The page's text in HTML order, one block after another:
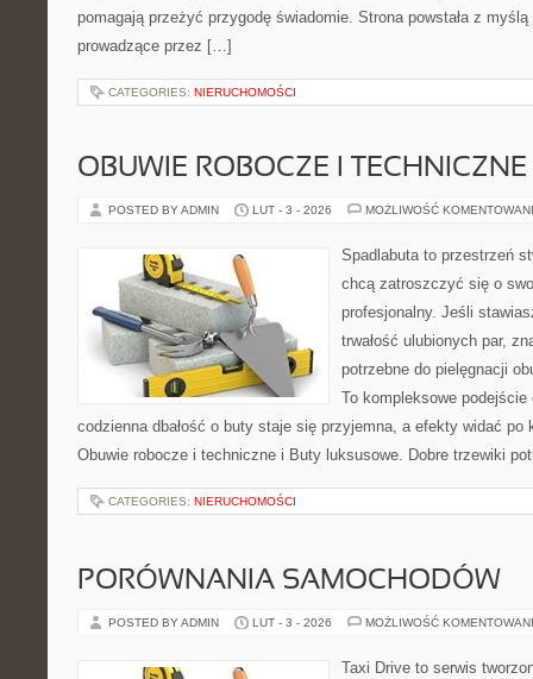
pomagają przeżyć przygodę świadomie. Strona powstała z
prowadzące przez […]
CATEGORIES: NIERUCHOMOŚCI
OBUWIE ROBOCZE I TECHNICZNE
POSTED BY ADMIN LUT - 3 - 2026 MOŻLIWOŚĆ
Spadlabuta to przestrzeń
chcą zatroszczyć się o
profesjonalny. Jeśli
trwałość ulubionych par,
potrzebne do pielęgnacji
To kompleksowe
codzienna dbałość o buty staje się przyjemna, a efekty widać
Obuwie robocze i techniczne i Buty luksusowe. Dobre trzewiki
CATEGORIES: NIERUCHOMOŚCI
PORÓWNANIA SAMOCHODÓW
POSTED BY ADMIN LUT - 3 - 2026 MOŻLIWOŚĆ
Taxi Drive to serwis